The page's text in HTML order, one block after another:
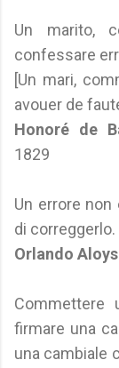
Un marito,
confessare
[Un mari,
avouer de
Honoré de
1829
Un errore
di correggerlo.
Orlando
Commettere
firmare una
una cambiale